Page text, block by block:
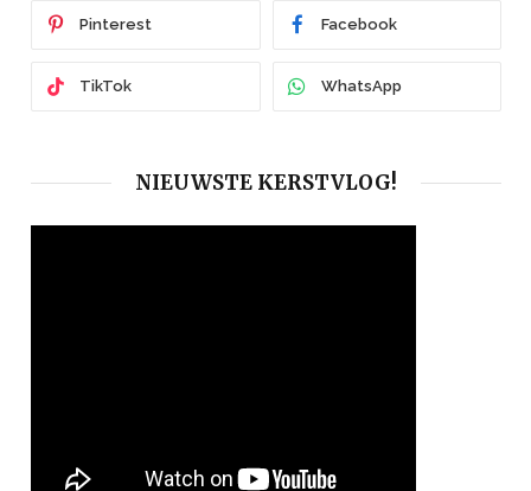
Pinterest Facebook
TikTok WhatsApp
NIEUWSTE KERSTVLOG!